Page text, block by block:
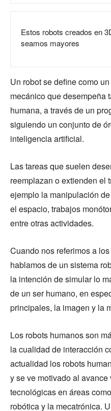
Estos robots creados en
seamos mayores
Un robot se define como
mecánico que desempeña
humana, a través de un
siguiendo un conjunto de
inteligencia artificial.
Las tareas que suelen
reemplazan o extienden el
ejemplo la manipulación
el espacio, trabajos
entre otras actividades.
Cuando nos referimos a
hablamos de un sistema
la intención de simular lo
de un ser humano, en
principales, la imagen y la
Los robots humanos son
la cualidad de interacción
actualidad los robots
y se ve motivado al
tecnológicas en áreas
robótica y la mecatrónica.